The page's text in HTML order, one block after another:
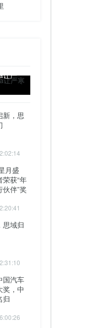
让严
新，思
月盛
荣获“年
伴”奖
思域归
国汽车
奖，中
归